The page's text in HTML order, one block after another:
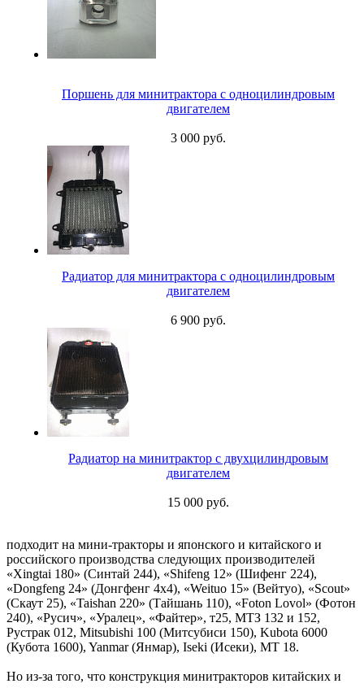
Поршень для минитрактора с одноцилиндровым
двигателем
3 000 руб.
Радиатор для минитрактора с одноцилиндровым
двигателем
6 900 руб.
Радиатор на минитрактор с двухцилиндровым
двигателем
15 000 руб.
подходит на мини-тракторы и японского и китайского и
российского производства следующих производителей
«Xingtai 180» (Синтай 244), «Shifeng 12» (Шифенг 224),
«Dongfeng 24» (Донгфенг 4х4), «Weituo 15» (Вейтуо), «Scout»
(Скаут 25), «Taishan 220» (Тайшань 110), «Foton Lovol» (Фотон
240), «Русич», «Уралец», «Файтер», т25, МТЗ 132 и 152,
Рустрак 012, Mitsubishi 100 (Митсубиси 150), Kubota 6000
(Кубота 1600), Yanmar (Янмар), Iseki (Исеки), МТ 18.
Но из-за того, что конструкция минитракторов китайских и